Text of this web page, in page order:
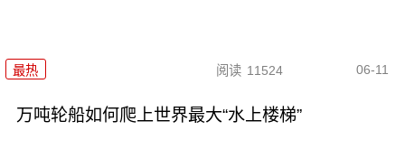
最热 阅读 11524 06-11
万吨轮船如何爬上世界最大“水上楼梯”